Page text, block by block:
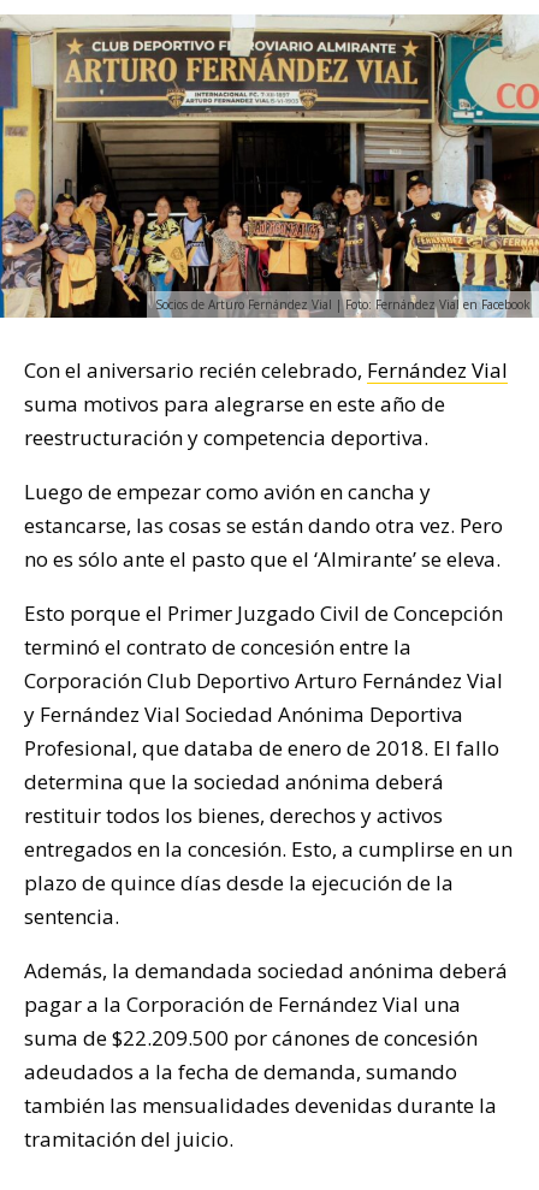
Socios de Arturo Fernández Vial | Foto: Fernández Vial en Facebook
Con el aniversario recién celebrado, Fernández Vial
suma motivos para alegrarse en este año de
reestructuración y competencia deportiva.
Luego de empezar como avión en cancha y
estancarse, las cosas se están dando otra vez. Pero
no es sólo ante el pasto que el ‘Almirante’ se eleva.
Esto porque el Primer Juzgado Civil de Concepción
terminó el contrato de concesión entre la
Corporación Club Deportivo Arturo Fernández Vial
y Fernández Vial Sociedad Anónima Deportiva
Profesional, que databa de enero de 2018. El fallo
determina que la sociedad anónima deberá
restituir todos los bienes, derechos y activos
entregados en la concesión. Esto, a cumplirse en un
plazo de quince días desde la ejecución de la
sentencia.
Además, la demandada sociedad anónima deberá
pagar a la Corporación de Fernández Vial una
suma de $22.209.500 por cánones de concesión
adeudados a la fecha de demanda, sumando
también las mensualidades devenidas durante la
tramitación del juicio.